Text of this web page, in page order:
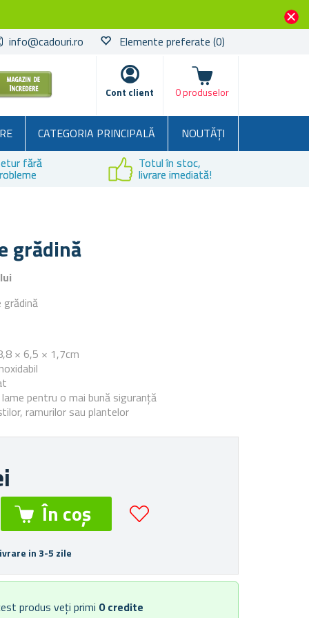
info@cadouri.ro Elemente preferate (0)
Cont client
Coșul
0 produselor
CATEGORIA PRINCIPALĂ
NOUTĂȚI
fără Totul în stoc,
livrare imediată!
grădină
× 6,5 × 1,7cm
pentru o mai bună siguranță
ramurilor sau plantelor
in 3-5 zile
produs veți primi 0 credite